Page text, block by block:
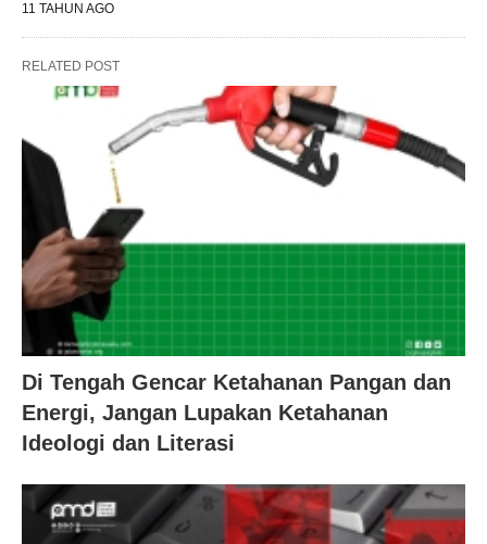
11 TAHUN AGO
RELATED POST
Di Tengah Gencar Ketahanan Pangan dan
Energi, Jangan Lupakan Ketahanan
Ideologi dan Literasi